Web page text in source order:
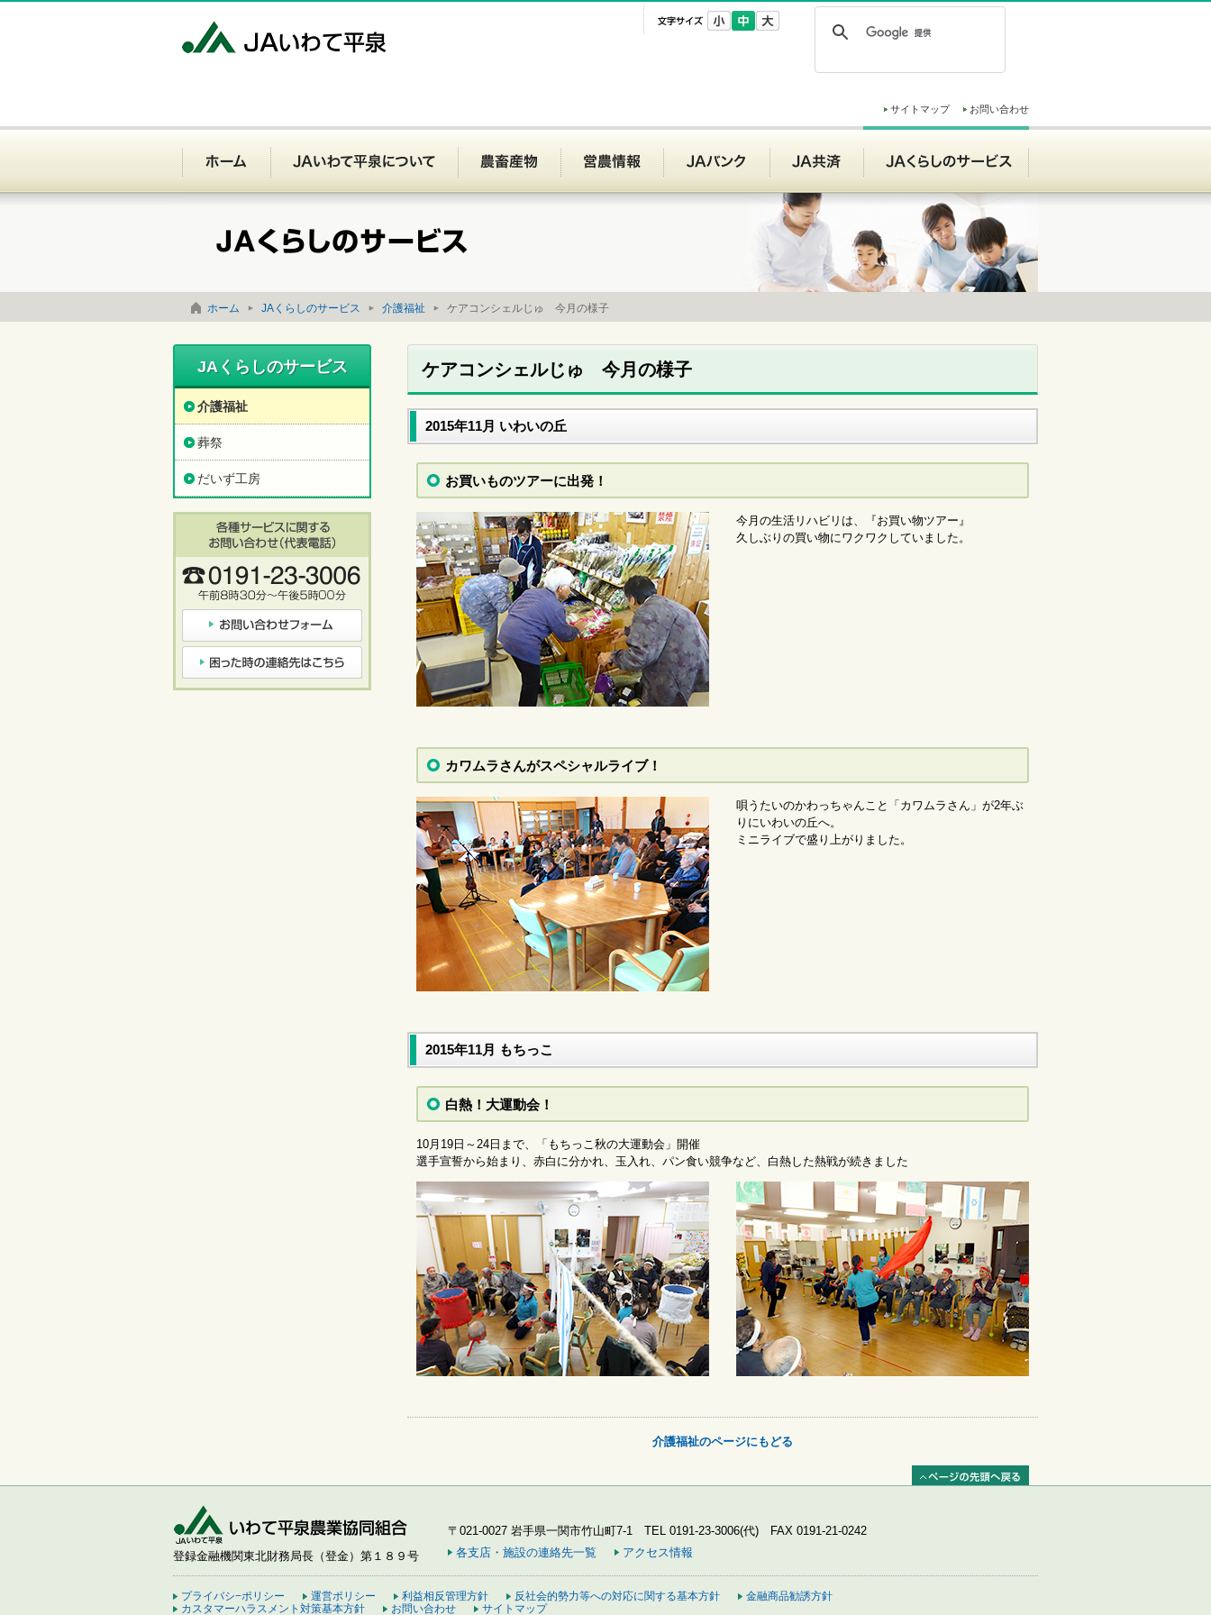
文字サイズ
サイトマップ お問い合わせ
ホーム JAいわて平泉について農畜産物 営農情報 JAバンク JA共済 JAくらしのサービス
お問い合わせサイトマップ JAくらしのサービス
ホーム JAくらしのサービス 介護福祉 ケアコンシェルじゅ 今月の様子
ケアコンシェルじゅ 今月の様子
2015年11月 いわいの丘
お買いものツアーに出発！
今月の生活リハビリは、『お買い物ツアー』
久しぶりの買い物にワクワクしていました。
カワムラさんがスペシャルライブ！
唄うたいのかわっちゃんこと「カワムラさん」が2年ぶ
りにいわいの丘へ。
ミニライブで盛り上がりました。
2015年11月 もちっこ
白熱！大運動会！
10月19日～24日まで、「もちっこ秋の大運動会」開催
選手宣誓から始まり、赤白に分かれ、玉入れ、パン食い競争など、白熱した熱戦が続きました
介護福祉のページにもどる
JAくらしのサービス
介護福祉
葬祭
だいず工房
各種サービスに関するお問い合わせ（代表電話）
登録金融機関東北財務局長（登金）第１８９号
〒021-0027 岩手県一関市竹山町7-1 TEL 0191-23-3006(代) FAX 0191-21-0242
各支店・施設の連絡先一覧
アクセス情報
プライバシ−ポリシー 運営ポリシー 利益相反管理方針 反社会的勢力等への対応に関する基本方針
金融商品勧誘方針
カスタマーハラスメント対策基本方針
お問い合わせ サイトマップ